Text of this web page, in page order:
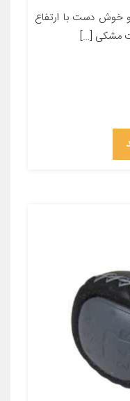
خوش دست با ارتفاع